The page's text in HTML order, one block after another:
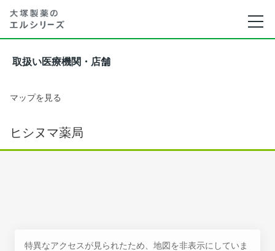
取扱い医療機関・店舗
マップを見る
ヒシヌマ薬局
特異なアクセスが見られたため、地図を非表示にしていま